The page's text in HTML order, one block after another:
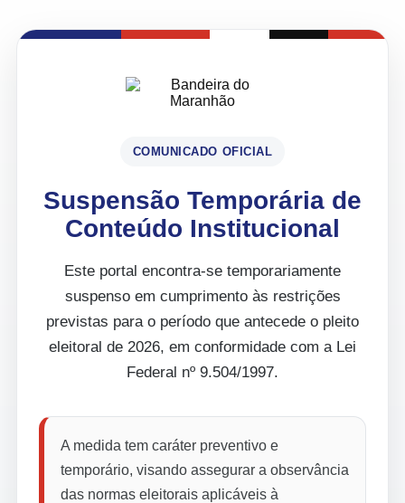
COMUNICADO OFICIAL
Suspensão Temporária de
Conteúdo Institucional
Este portal encontra-se temporariamente
suspenso em cumprimento às restrições
previstas para o período que antecede o pleito
eleitoral de 2026, em conformidade com a Lei
Federal nº 9.504/1997.
A medida tem caráter preventivo e
temporário, visando assegurar a observância
das normas eleitorais aplicáveis à